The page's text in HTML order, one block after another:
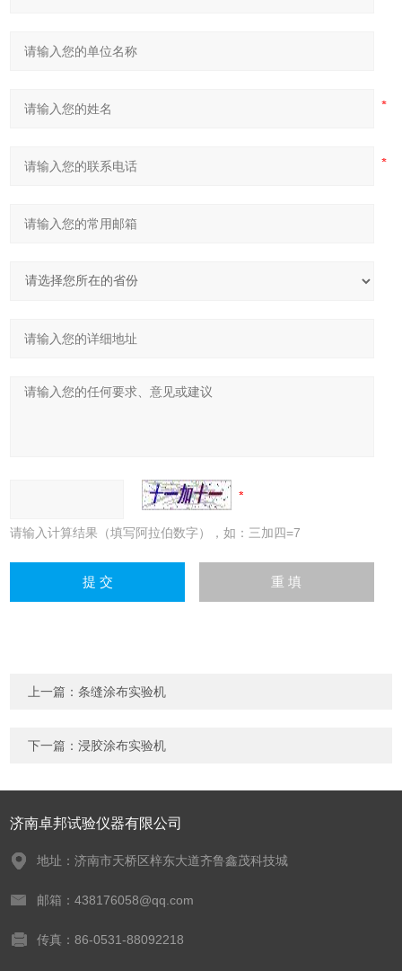
请输入计算结果（填写阿拉伯数字），如：三加四=7
上一篇：条缝涂布实验机
下一篇：浸胶涂布实验机
济南卓邦试验仪器有限公司
地址：济南市天桥区梓东大道齐鲁鑫茂科技城
邮箱：438176058@qq.com
传真：86-0531-88092218